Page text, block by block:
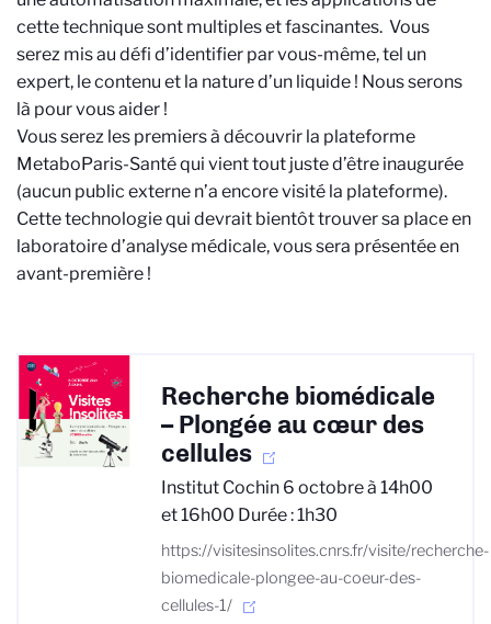
cette technique sont multiples et fascinantes. Vous
serez mis au défi d’identifier par vous-même, tel un
expert, le contenu et la nature d’un liquide ! Nous serons
là pour vous aider !
Vous serez les premiers à découvrir la plateforme
MetaboParis-Santé qui vient tout juste d’être inaugurée
(aucun public externe n’a encore visité la plateforme).
Cette technologie qui devrait bientôt trouver sa place en
laboratoire d’analyse médicale, vous sera présentée en
avant-première !
Recherche biomédicale
– Plongée au cœur des
cellules
Institut Cochin 6 octobre à 14h00
et 16h00 Durée : 1h30
https://visitesinsolites.cnrs.fr/visite/recherche-
biomedicale-plongee-au-coeur-des-
cellules-1/